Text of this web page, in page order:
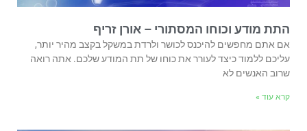
התת מודע וכוחו המסתורי – אורן זריף
אם אתם מחפשים להיכנס לכושר ולרדת במשקל בקצב מהיר יותר,
עליכם ללמוד כיצד לעורר את כוחו של תת המודע שלכם. אתה רואה
שרוב האנשים לא
קרא עוד »